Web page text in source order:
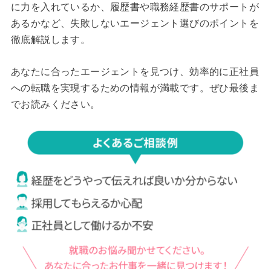
に力を入れているか、履歴書や職務経歴書のサポートが
あるかなど、失敗しないエージェント選びのポイントを
徹底解説します。
あなたに合ったエージェントを見つけ、効率的に正社員
への転職を実現するための情報が満載です。ぜひ最後ま
でお読みください。